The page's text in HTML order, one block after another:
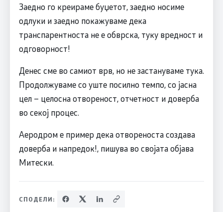
Заедно го креираме буџетот, заедно носиме
одлуки и заедно покажуваме дека
транспарентноста не е обврска, туку вредност и
одговорност!
Денес сме во самиот врв, но не застануваме тука.
Продолжуваме со уште посилно темпо, со јасна
цел – целосна отвореност, отчетност и доверба
во секој процес.
Аеродром е пример дека отвореноста создава
доверба и напредок!, пишува во својата објава
Митески.
СПОДЕЛИ: